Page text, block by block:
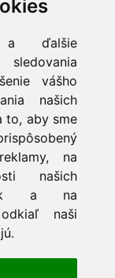
a ďalšie
vášho
našich
to, aby sme
na
našich
a na
naši
na webe v
OMG Certified
webové